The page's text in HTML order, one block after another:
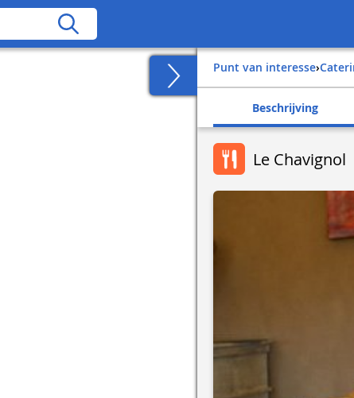
Punt van interesse›
Beschrijving
Le Chavignol